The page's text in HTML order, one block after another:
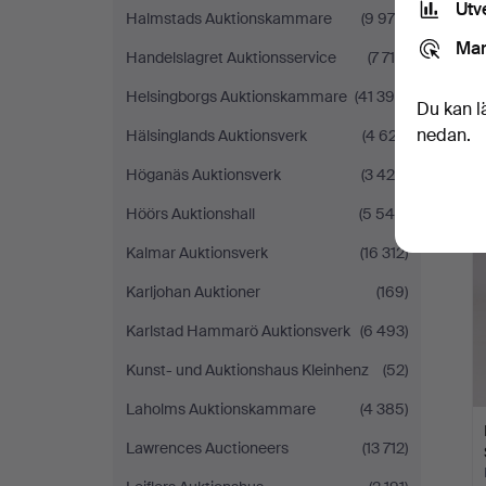
Halmstads Auktionskammare
(9 979)
Handelslagret Auktionsservice
(7 715)
Helsingborgs Auktionskammare (41 399)
Hälsinglands Auktionsverk
(4 627)
Höganäs Auktionsverk
(3 420)
Höörs Auktionshall
(5 545)
Kalmar Auktionsverk
(16 312)
Karljohan Auktioner
(169)
Karlstad Hammarö Auktionsverk (6 493)
Kunst- und Auktionshaus Kleinhenz
(52)
Laholms Auktionskammare
(4 385)
Lawrences Auctioneers
(13 712)
Du kan
nedan.